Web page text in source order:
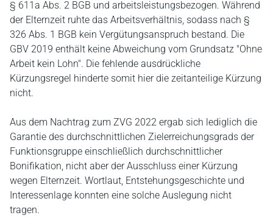
§ 611a Abs. 2 BGB und arbeitsleistungsbezogen. Während
der Elternzeit ruhte das Arbeitsverhältnis, sodass nach §
326 Abs. 1 BGB kein Vergütungsanspruch bestand. Die
GBV 2019 enthält keine Abweichung vom Grundsatz "Ohne
Arbeit kein Lohn". Die fehlende ausdrückliche
Kürzungsregel hinderte somit hier die zeitanteilige Kürzung
nicht.
Aus dem Nachtrag zum ZVG 2022 ergab sich lediglich die
Garantie des durchschnittlichen Zielerreichungsgrads der
Funktionsgruppe einschließlich durchschnittlicher
Bonifikation, nicht aber der Ausschluss einer Kürzung
wegen Elternzeit. Wortlaut, Entstehungsgeschichte und
Interessenlage konnten eine solche Auslegung nicht
tragen.